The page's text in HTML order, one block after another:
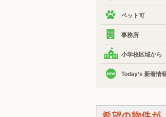
ペット可
事務所
小学校区域から
Today’s 新着情